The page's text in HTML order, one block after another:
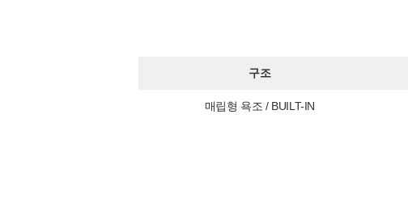
구조
매립형 욕조 / BUILT-IN